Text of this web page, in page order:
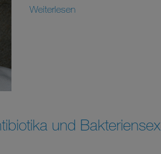
Weiterlesen
und Bakteriensex